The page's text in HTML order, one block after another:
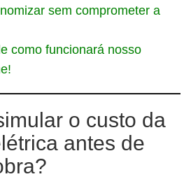
sem comprometer a
como funcionará nosso
o custo da
antes de